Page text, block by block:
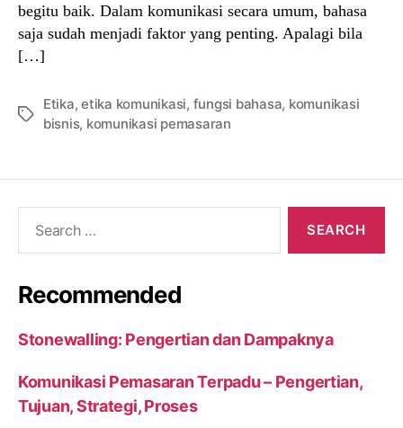
begitu baik. Dalam komunikasi secara umum, bahasa
saja sudah menjadi faktor yang penting. Apalagi bila
[…]
Tags
Etika,etika komunikasi, fungsi bahasa, komunikasi
bisnis, komunikasi pemasaran
Recommended
Stonewalling: Pengertian dan Dampaknya
Komunikasi Pemasaran Terpadu – Pengertian,
Tujuan, Strategi, Proses